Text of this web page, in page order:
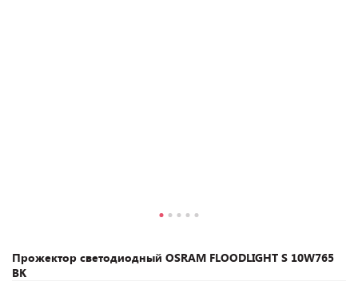
Прожектор светодиодный OSRAM FLOODLIGHT S 10W765
BK